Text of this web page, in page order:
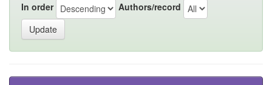
In order Authors/record